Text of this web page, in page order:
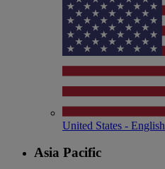
United States - English
Asia Pacific